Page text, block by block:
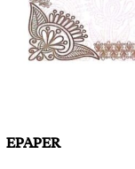
EPAPER